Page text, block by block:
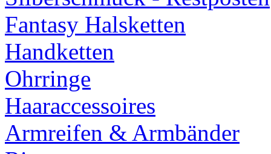
Fantasy Halsketten
Handketten
Ohrringe
Haaraccessoires
Armreifen & Armbänder